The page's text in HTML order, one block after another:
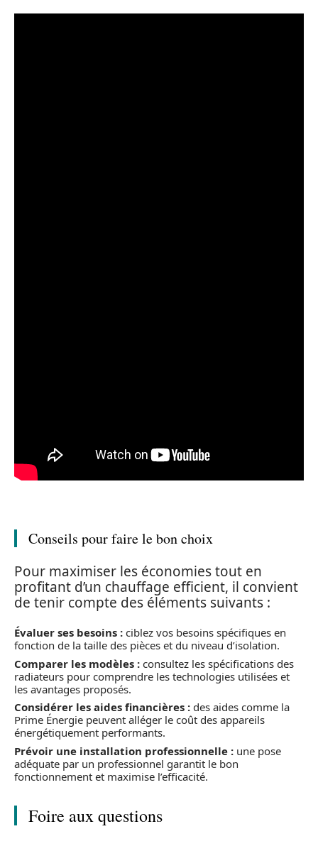
Conseils pour faire le bon choix
Pour maximiser les économies tout en
profitant d’un chauffage efficient, il convient
de tenir compte des éléments suivants :
Évaluer ses besoins : ciblez vos besoins spécifiques en
fonction de la taille des pièces et du niveau d’isolation.
Comparer les modèles : consultez les spécifications des
radiateurs pour comprendre les technologies utilisées et
les avantages proposés.
Considérer les aides financières : des aides comme la
Prime Énergie peuvent alléger le coût des appareils
énergétiquement performants.
Prévoir une installation professionnelle : une pose
adéquate par un professionnel garantit le bon
fonctionnement et maximise l’efficacité.
Foire aux questions